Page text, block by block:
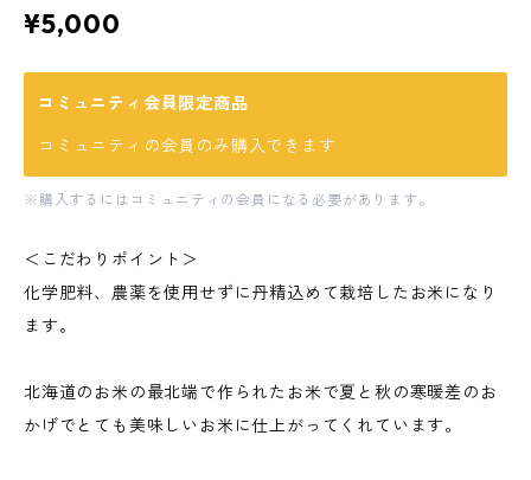
¥5,000
コミュニティ会員限定商品
コミュニティの会員のみ購入できます
※購入するにはコミュニティの会員になる必要があります。
＜こだわりポイント＞
化学肥料、農薬を使用せずに丹精込めて栽培したお米になり
ます。
北海道のお米の最北端で作られたお米で夏と秋の寒暖差のお
かげでとても美味しいお米に仕上がってくれています。